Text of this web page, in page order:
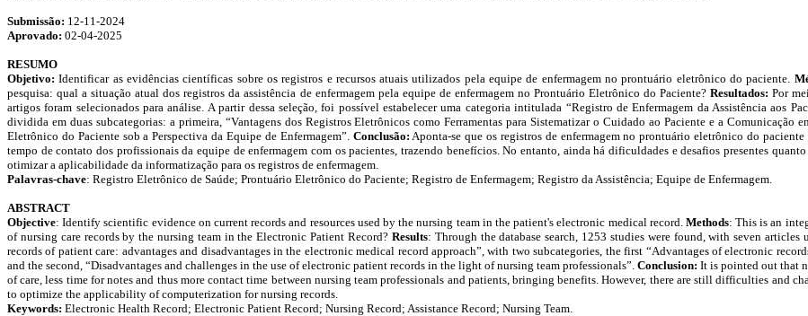
Submissão: 12-11-2024
Aprovado: 02-04-2025
RESUMO
Objetivo: Identificar as evidências científicas sobre os registros e recursos atuais utilizados pela equipe de enfermagem no prontuário eletrônico do paciente.
pesquisa: qual a situação atual dos registros da assistência de enfermagem pela equipe de enfermagem no Prontuário Eletrônico do Paciente?Resultados:Por
artigos foram selecionados para análise. A partir dessa seleção, foi possível estabelecer uma categoria intitulada “Registro de Enfermagem da Assistência aos
dividida em duas subcategorias: a primeira, “Vantagens dos Registros Eletrônicos como Ferramentas para Sistematizar o Cuidado ao Paciente e a Comunicação
Eletrônico do Paciente sob a Perspectiva da Equipe de Enfermagem”. Conclusão: Aponta-se que os registros de enfermagem no prontuário eletrônico do
tempo de contato dos profissionais da equipe de enfermagem com os pacientes, trazendo benefícios. No entanto, ainda há dificuldades e desafios presentes
otimizar a aplicabilidade da informatização para os registros de enfermagem.
Palavras-chave: Registro Eletrônico de Saúde; Prontuário Eletrônico do Paciente; Registro de Enfermagem; Registro da Assistência; Equipe de Enfermagem.
ABSTRACT
Objective: Identify scientific evidence on current records and resources used by the nursing team in the patient's electronic medical record. Methods: This is an
of nursing care records by the nursing team in the Electronic Patient Record? Results: Through the database search, 1253 studies were found, with seven
records of patient care: advantages and disadvantages in the electronic medical record approach”, with two subcategories, the first “Advantages of electronic
and the second, “Disadvantages and challenges in the use of electronic patient records in the light of nursing team professionals”. Conclusion: It is pointed out that
of care, less time for notes and thus more contact time between nursing team professionals and patients, bringing benefits. However, there are still difficulties and
to optimize the applicability of computerization for nursing records.
Keywords: Electronic Health Record; Electronic Patient Record; Nursing Record; Assistance Record; Nursing Team.